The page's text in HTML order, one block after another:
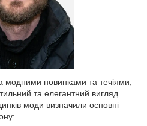
модними новинками та течіями,
та елегантний вигляд.
моди визначили основні